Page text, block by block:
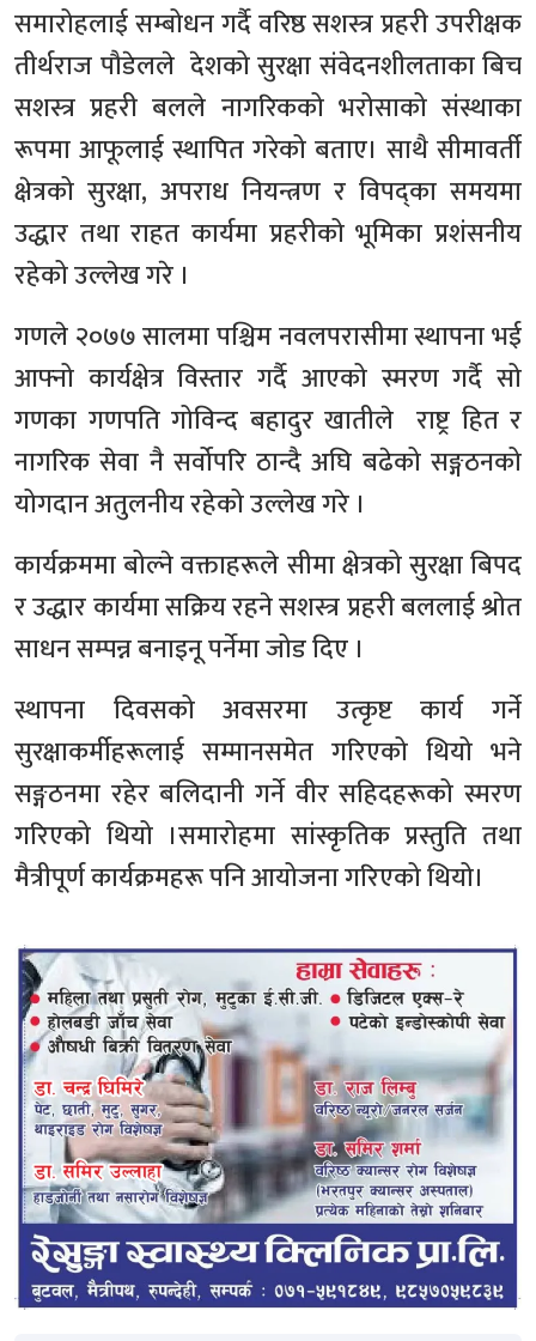
समारोहलाई सम्बोधन गर्दै वरिष्ठ सशस्त्र प्रहरी उपरीक्षक
तीर्थराज पौडेलले देशको सुरक्षा संवेदनशीलताका बिच
सशस्त्र प्रहरी बलले नागरिकको भरोसाको संस्थाका
रूपमा आफूलाई स्थापित गरेको बताए। साथै सीमावर्ती
क्षेत्रको सुरक्षा, अपराध नियन्त्रण र विपद्का समयमा
उद्धार तथा राहत कार्यमा प्रहरीको भूमिका प्रशंसनीय
रहेको उल्लेख गरे ।
गणले २०७७ सालमा पश्चिम नवलपरासीमा स्थापना भई
आफ्नो कार्यक्षेत्र विस्तार गर्दै आएको स्मरण गर्दै सो
गणका गणपति गोविन्द बहादुर खातीले राष्ट्र हित र
नागरिक सेवा नै सर्वोपरि ठान्दै अघि बढेको सङ्गठनको
योगदान अतुलनीय रहेको उल्लेख गरे ।
कार्यक्रममा बोल्ने वक्ताहरूले सीमा क्षेत्रको सुरक्षा बिपद
र उद्धार कार्यमा सक्रिय रहने सशस्त्र प्रहरी बललाई श्रोत
साधन सम्पन्न बनाइनू पर्नेमा जोड दिए ।
स्थापना दिवसको अवसरमा उत्कृष्ट कार्य गर्ने
सुरक्षाकर्मीहरूलाई सम्मानसमेत गरिएको थियो भने
सङ्गठनमा रहेर बलिदानी गर्ने वीर सहिदहरूको स्मरण
गरिएको थियो ।समारोहमा सांस्कृतिक प्रस्तुति तथा
मैत्रीपूर्ण कार्यक्रमहरू पनि आयोजना गरिएको थियो।